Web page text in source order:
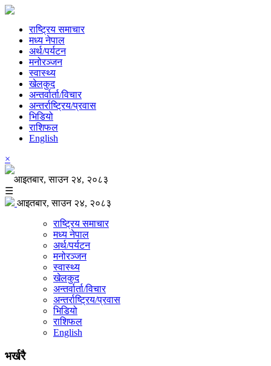
राष्ट्रिय समाचार
मध्य नेपाल
अर्थ/पर्यटन
मनोरञ्जन
स्वास्थ्य
खेलकुद
अन्तर्वार्ता/विचार
अन्तर्राष्ट्रिय/प्रवास
भिडियो
राशिफल
English
×
आइतबार, साउन २४, २०८३
☰
आइतबार, साउन २४, २०८३
राष्ट्रिय समाचार
मध्य नेपाल
अर्थ/पर्यटन
मनोरञ्जन
स्वास्थ्य
खेलकुद
अन्तर्वार्ता/विचार
अन्तर्राष्ट्रिय/प्रवास
भिडियो
राशिफल
English
भर्खरै